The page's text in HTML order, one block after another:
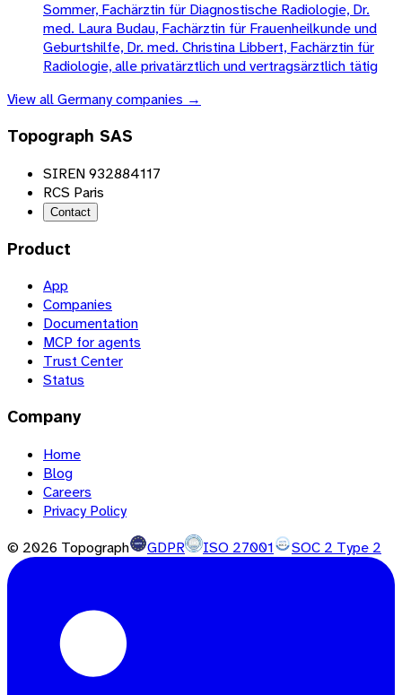
Sommer, Fachärztin für Diagnostische Radiologie, Dr.
med. Laura Budau, Fachärztin für Frauenheilkunde und
Geburtshilfe, Dr. med. Christina Libbert, Fachärztin für
Radiologie, alle privatärztlich und vertragsärztlich tätig
View allGermanycompanies →
Topograph SAS
SIREN 932884117
RCS Paris
Contact
Product
App
Companies
Documentation
MCP for agents
Trust Center
Status
Company
Home
Blog
Careers
Privacy Policy
© 2026 Topograph GDPR ISO 27001 SOC 2 Type 2